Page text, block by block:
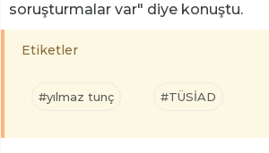
soruşturmalar var" diye konuştu.
Etiketler
#yılmaz tunç #TÜSİAD